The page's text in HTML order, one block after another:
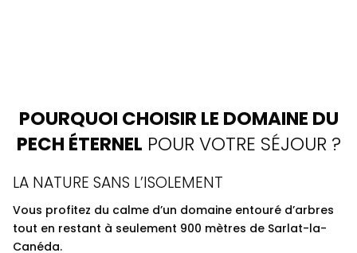
POURQUOI CHOISIR LE DOMAINE DU
PECH ÉTERNEL POUR VOTRE SÉJOUR ?
LA NATURE SANS L’ISOLEMENT
Vous profitez du calme d’un domaine entouré d’arbres
tout en restant à seulement 900 mètres de Sarlat-la-
Canéda.